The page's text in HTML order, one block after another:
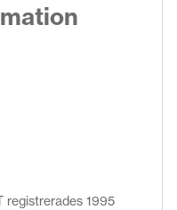
registrerades 1995